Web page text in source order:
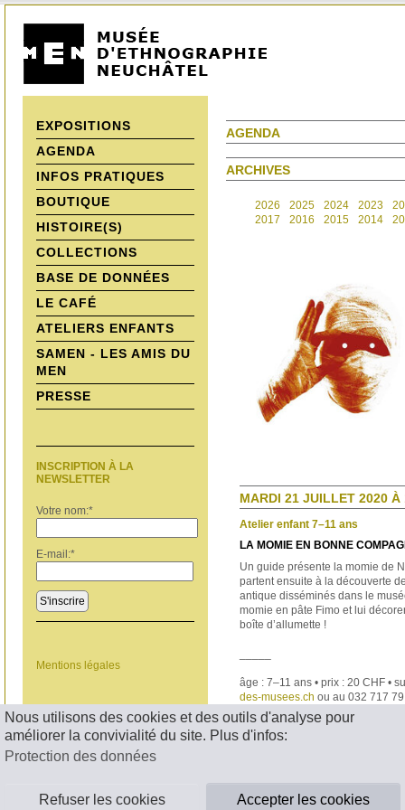
Nous utilisons des cookies et des outils d'analyse pour
améliorer la convivialité du site. Plus d'infos:
Protection des données
Refuser les cookies Accepter les cookies
EXPOSITIONS
AGENDA
INFOS PRATIQUES
BOUTIQUE
HISTOIRE(S)
COLLECTIONS
BASE DE DONNÉES
LE CAFÉ
ATELIERS ENFANTS
SAMEN - LES AMIS DU
MEN
PRESSE
INSCRIPTION À LA
NEWSLETTER
Votre nom:*
E-mail:*
S'inscrire
Mentions légales
AGENDA
ARCHIVES
2026 2025 2024 2023
2017
2016 2015 2014
MARDI 21 JUILLET 2020 À
Atelier enfant 7–11 ans
LA MOMIE EN BONNE
Un guide présente la momie de
partent ensuite à la découverte
antique disséminés dans le
momie en pâte Fimo et lui
boîte d’allumette !
âge : 7–11 ans • prix : 20 CHF •
des-musees.ch ou au 032 717
< RETOUR